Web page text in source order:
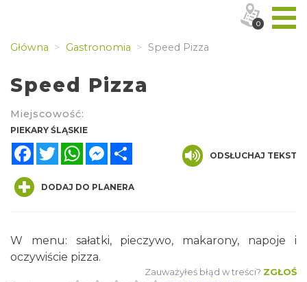
Główna Gastronomia Speed Pizza
Speed Pizza
Miejscowość:
PIEKARY ŚLĄSKIE
FacebookTwitterWhatsAppMessenger
ODSŁUCHAJ TEKST
DODAJ DO PLANERA
W menu: sałatki, pieczywo, makarony, napoje i
oczywiście pizza.
Zauważyłeś błąd w treści? ZGŁOŚ
0